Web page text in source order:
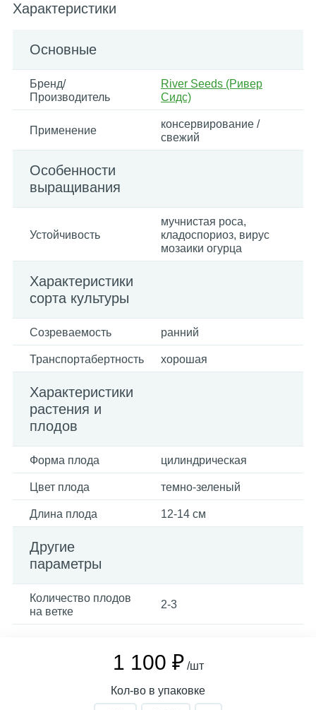
Характеристики
Основные
Бренд/
Производитель
River Seeds (Ривер
Сидс)
Применение
консервирование /
свежий
Особенности
выращивания
Устойчивость
мучнистая роса,
кладоспориоз, вирус
мозаики огурца
Характеристики
сорта культуры
Созреваемость ранний
Транспортабертность хорошая
Характеристики
растения и
плодов
Форма плода цилиндрическая
Цвет плода темно-зеленый
Длина плода 12-14 см
Другие
параметры
Количество плодов
на ветке
2-3
1 100 ₽ /шт
Кол-во в упаковке